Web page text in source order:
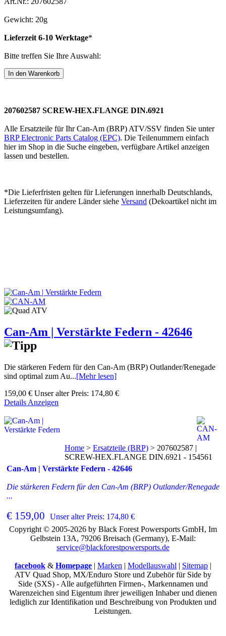
Gewicht: 20g
Lieferzeit 6-10 Werktage*
Bitte treffen Sie Ihre Auswahl:
207602587 SCREW-HEX.FLANGE DIN.6921
Alle Ersatzteile für Ihr Can-Am (BRP) ATV/SSV finden Sie unter
BRP Electronic Parts Catalog (EPC). Die Teilenummern einfach
hier im Shop in die Suche eingeben, verfügbare Artikel anzeigen
lassen und bestellen.
*Die Lieferfristen gelten für Lieferungen innerhalb Deutschlands,
Lieferzeiten für andere Länder siehe Versand (Dekoartikel nicht im
Leistungsumfang).
Can-Am | Verstärkte Federn - 42646
Die stärkeren Federn für den Can-Am (BRP) Outlander/Renegade
sind optimal zum Au...[Mehr lesen]
159,00 € Unser alter Preis: 174,80 €
Details Anzeigen
Can-Am | Verstärkte Federn - 42646
Die stärkeren Federn für den Can-Am (BRP) Outlander/Renegade
...
€ 159,00 Unser alter Preis: 174,80 €
Home > Ersatzteile (BRP) > 207602587 |
SCREW-HEX.FLANGE DIN.6921 - 154561
Copyright © 2005-2026 by Black Forest Powersports GmbH, Im
Gelbstein 13A, 79206 Breisach (Germany), E-Mail:
service@blackforestpowersports.de
facebook & Homepage | Marken | Modellauswahl | Sitemap |
ATV Quad Shop, MX/Enduro Store und Zubehör für Side by
Side (SXS) - Alle aufgeführten Firmen-, Markennamen und
Warenzeichen sind Eigentum ihrer jeweiligen Inhaber und dienen
lediglich zur Identifikation und Beschreibung von Produkten und
Leistungen.